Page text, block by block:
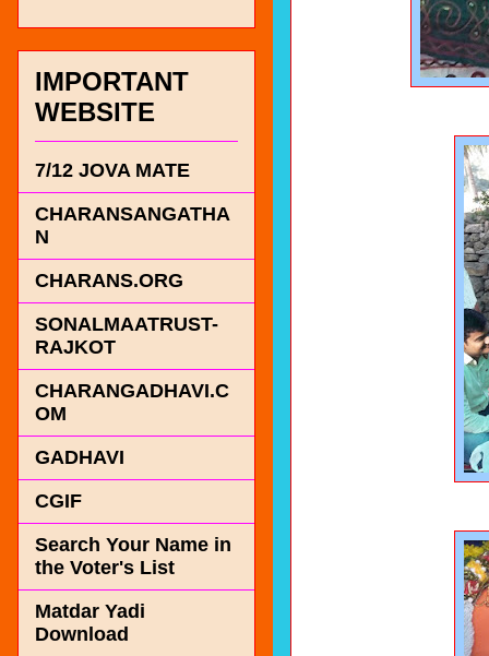
IMPORTANT
WEBSITE
7/12 JOVA MATE
CHARANSANGATHA
N
CHARANS.ORG
SONALMAATRUST-
RAJKOT
CHARANGADHAVI.C
OM
GADHAVI
CGIF
Search Your Name in
the Voter's List
Matdar Yadi
Download